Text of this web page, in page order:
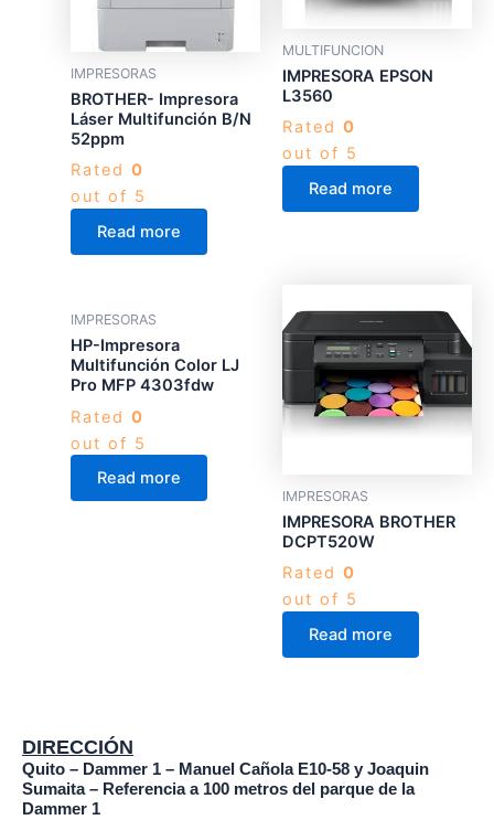
IMPRESORAS
BROTHER- Impresora
Láser Multifunción B/N
52ppm
Rated 0
out of 5
Read more
MULTIFUNCION
IMPRESORA EPSON
L3560
Rated 0
out of 5
Read more
IMPRESORAS
HP-Impresora
Multifunción Color LJ
Pro MFP 4303fdw
Rated 0
out of 5
Read more
IMPRESORAS
IMPRESORA BROTHER
DCPT520W
Rated 0
out of 5
Read more
DIRECCIÓN
Quito – Dammer 1 – Manuel Cañola E10-58 y Joaquin
Sumaita – Referencia a 100 metros del parque de la
Dammer 1